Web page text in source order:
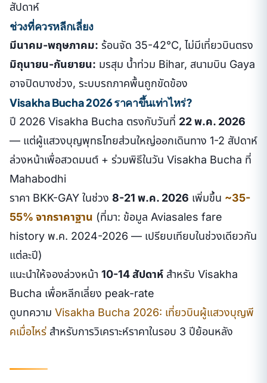
สัปดาห์
ช่วงที่ควรหลีกเลี่ยง
มีนาคม-พฤษภาคม: ร้อนจัด 35-42°C, ไม่มีเที่ยวบินตรง
มิถุนายน-กันยายน: มรสุม น้ำท่วม Bihar, สนามบิน Gaya
อาจปิดบางช่วง, ระบบรถภาคพื้นถูกขัดข้อง
Visakha Bucha 2026 ราคาขึ้นเท่าไหร่?
ปี 2026 Visakha Bucha ตรงกับวันที่ 22 พ.ค. 2026
— แต่ผู้แสวงบุญพุทธไทยส่วนใหญ่ออกเดินทาง 1-2 สัปดาห์
ล่วงหน้าเพื่อสวดมนต์ + ร่วมพิธีในวัน Visakha Bucha ที่
Mahabodhi
ราคา BKK-GAY ในช่วง 8-21 พ.ค. 2026 เพิ่มขึ้น ~35-
55% จากราคาฐาน (ที่มา: ข้อมูล Aviasales fare
history พ.ค. 2024-2026 — เปรียบเทียบในช่วงเดียวกัน
แต่ละปี)
แนะนำให้จองล่วงหน้า 10-14 สัปดาห์ สำหรับ Visakha
Bucha เพื่อหลีกเลี่ยง peak-rate
ดูบทความ Visakha Bucha 2026: เที่ยวบินผู้แสวงบุญพี
คเมื่อไหร่ สำหรับการวิเคราะห์ราคาในรอบ 3 ปีย้อนหลัง